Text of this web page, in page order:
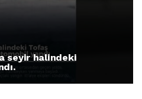
seyir halindeki